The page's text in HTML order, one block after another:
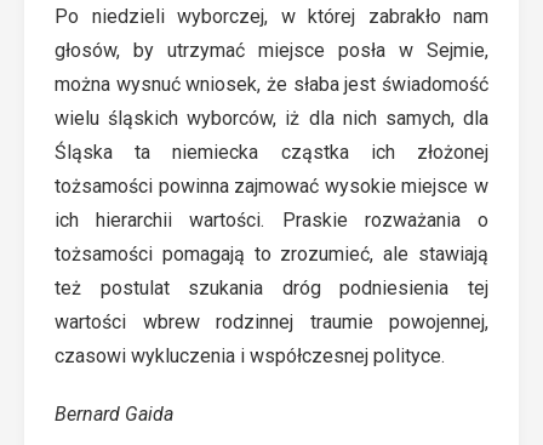
Po niedzieli wyborczej, w której zabrakło nam
głosów, by utrzymać miejsce posła w Sejmie,
można wysnuć wniosek, że słaba jest świadomość
wielu śląskich wyborców, iż dla nich samych, dla
Śląska ta niemiecka cząstka ich złożonej
tożsamości powinna zajmować wysokie miejsce w
ich hierarchii wartości. Praskie rozważania o
tożsamości pomagają to zrozumieć, ale stawiają
też postulat szukania dróg podniesienia tej
wartości wbrew rodzinnej traumie powojennej,
czasowi wykluczenia i współczesnej polityce.
Bernard Gaida